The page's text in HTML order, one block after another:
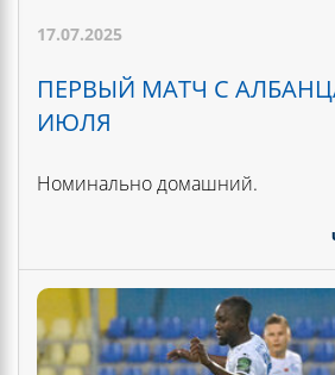
17.07.2025
ПЕРВЫЙ МАТЧ С
ИЮЛЯ
Номинально домашний.